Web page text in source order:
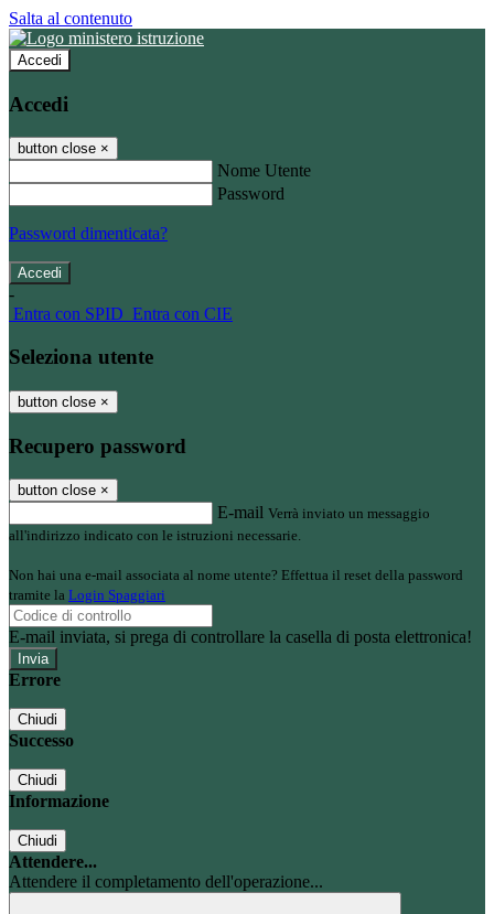
Salta al contenuto
Accedi
Accedi
button close ×
Nome Utente
Password
Password dimenticata?
-
Entra con SPID Entra con CIE
Seleziona utente
button close ×
Recupero password
button close ×
E-mail Verrà inviato un messaggio
all'indirizzo indicato con le istruzioni necessarie.
Non hai una e-mail associata al nome utente? Effettua il reset della password
tramite la Login Spaggiari
E-mail inviata, si prega di controllare la casella di posta elettronica!
Errore
Chiudi
Successo
Chiudi
Informazione
Chiudi
Attendere...
Attendere il completamento dell'operazione...